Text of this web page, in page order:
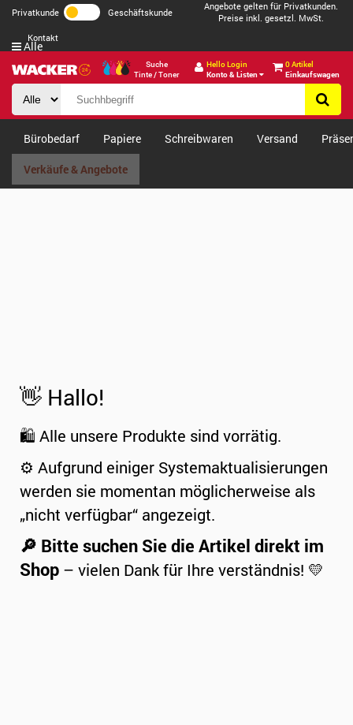
Privatkunde Geschäftskunde
Angebote gelten für Privatkunden.
Preise inkl. gesetzl. MwSt.
Kontakt
Suche
Tinte / Toner
Hello Login
Konto & Listen
0 Artikel
Einkaufswagen
Alle
Bürobedarf Papiere Schreibwaren Versand
Verkäufe & Angebote
👋 Hallo!
🛍️ Alle unsere Produkte sind vorrätig.
⚙️ Aufgrund einiger Systemaktualisierungen
werden sie momentan möglicherweise als
„nicht verfügbar“ angezeigt.
🔎 Bitte suchen Sie die Artikel direkt im
Shop – vielen Dank für Ihre verständnis! 💛